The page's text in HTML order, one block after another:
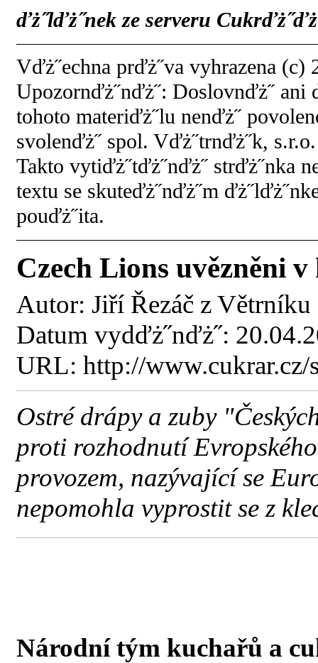
ďż˝lďż˝nek ze serveru
Vďż˝echna prďż˝va vyhrazena (c)
Upozornďż˝nďż˝: Doslovnďż˝ ani
tohoto materiďż˝lu nenďż˝
svolenďż˝ spol. Vďż˝trnďż˝k, s.r.o.
Takto vytiďż˝tďż˝nďż˝ strďż˝nka
textu se skuteďż˝nďż˝m
pouďż˝ita.
Czech Lions uvězněni
Autor: Jiří Řezáč z Větrníku
Datum vydďż˝nďż˝:
URL: http://www.cukrar.cz/
Ostré drápy a zuby
proti rozhodnutí
provozem, nazývající se
nepomohla vyprostit se z
Národní tým kuchařů a